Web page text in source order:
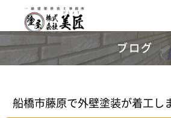
ブログ
船橋市藤原で外壁塗装が着工し